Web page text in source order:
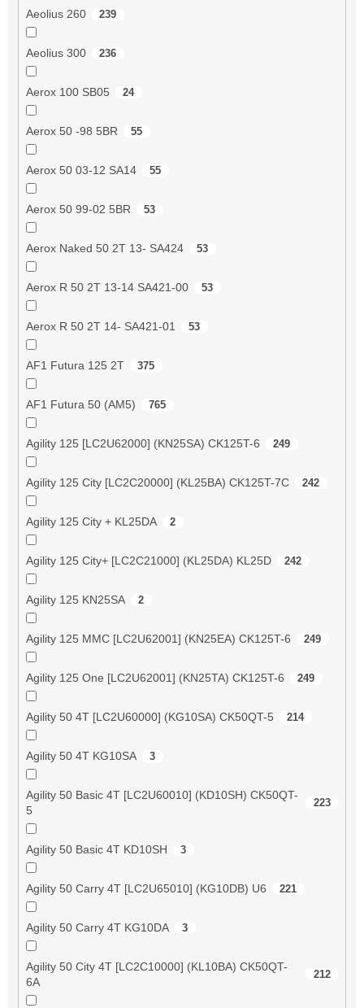
Aeolius 260 239
Aeolius 300 236
Aerox 100 SB05 24
Aerox 50 -98 5BR 55
Aerox 50 03-12 SA14 55
Aerox 50 99-02 5BR 53
Aerox Naked 50 2T 13- SA424 53
Aerox R 50 2T 13-14 SA421-00 53
Aerox R 50 2T 14- SA421-01 53
AF1 Futura 125 2T 375
AF1 Futura 50 (AM5) 765
Agility 125 [LC2U62000] (KN25SA) CK125T-6 249
Agility 125 City [LC2C20000] (KL25BA) CK125T-7C 242
Agility 125 City + KL25DA 2
Agility 125 City+ [LC2C21000] (KL25DA) KL25D 242
Agility 125 KN25SA 2
Agility 125 MMC [LC2U62001] (KN25EA) CK125T-6 249
Agility 125 One [LC2U62001] (KN25TA) CK125T-6 249
Agility 50 4T [LC2U60000] (KG10SA) CK50QT-5 214
Agility 50 4T KG10SA 3
Agility 50 Basic 4T [LC2U60010] (KD10SH) CK50QT-
5
223
Agility 50 Basic 4T KD10SH 3
Agility 50 Carry 4T [LC2U65010] (KG10DB) U6 221
Agility 50 Carry 4T KG10DA 3
Agility 50 City 4T [LC2C10000] (KL10BA) CK50QT-
6A
212